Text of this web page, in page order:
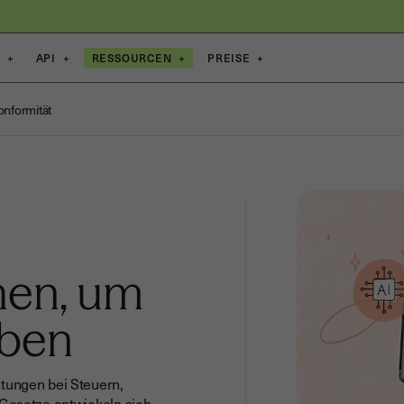
+ API + RESSOURCEN + PREISE +
um
bei Steuern,